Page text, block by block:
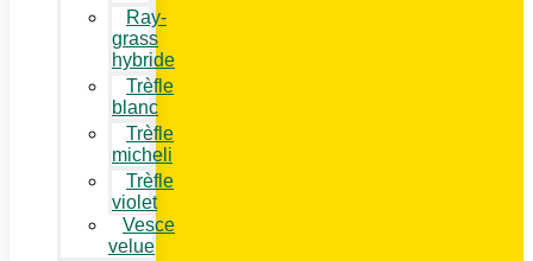
Ray-
grass
hybride
Trèfle
blanc
Trèfle
micheli
Trèfle
violet
Vesce
velue